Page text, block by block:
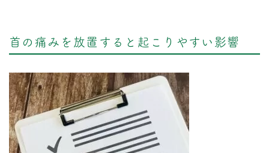
首の痛みを放置すると起こりやすい影響